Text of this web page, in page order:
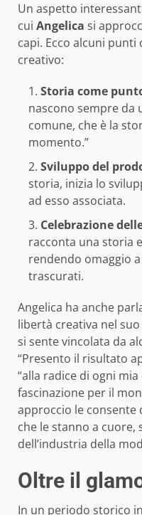
Un aspetto
cui Angelica si
capi. Ecco alcuni punti
creativo:
Storia come
nascono sempre da
comune, che è la
momento.”
Sviluppo del
storia, inizia lo
ad esso associata.
Celebrazione
racconta una storia
rendendo omaggio
trascurati.
Angelica ha anche
libertà creativa nel
si sente vincolata da
“Presento il risultato
“alla radice di ogni
fascinazione per il
approccio le consente
che le stanno a cuore,
dell’industria della
Oltre il
In un periodo storico